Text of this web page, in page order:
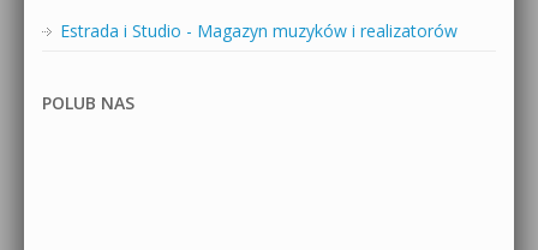
Estrada i Studio - Magazyn muzyków i realizatorów
POLUB NAS